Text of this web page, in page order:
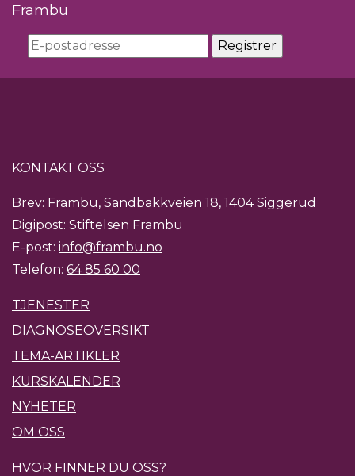
Frambu
KONTAKT OSS
Brev: Frambu, Sandbakkveien 18, 1404 Siggerud
Digipost: Stiftelsen Frambu
E-post: info@frambu.no
Telefon: 64 85 60 00
TJENESTER
DIAGNOSEOVERSIKT
TEMA-ARTIKLER
KURSKALENDER
NYHETER
OM OSS
HVOR FINNER DU OSS?